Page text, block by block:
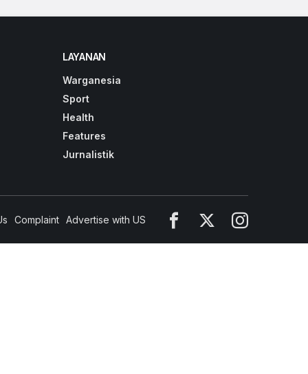
LAYANAN
Warganesia
Sport
Health
Features
Jurnalistik
Complaint Advertise with US